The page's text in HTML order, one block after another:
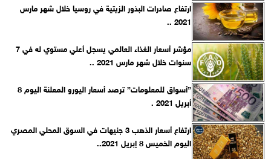
ارتفاع صادرات البذور الزيتية في روسيا خلال شهر مارس
2021 ..
مؤشر أسعار الغذاء العالمي يسجل أعلي مستوي له في 7
سنوات خلال شهر مارس 2021 ..
”أسواق للمعلومات” ترصد أسعار اليورو المعلنة اليوم 8
أبريل 2021 .
ارتفاع أسعار الذهب 3 جنيهات في السوق المحلي المصري
اليوم الخميس 8 إبريل 2021..